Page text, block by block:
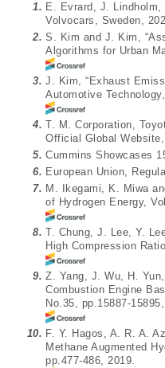
1. E. Evrard, J.
Volvocars, Sweden,
2. S. Kim and J. Kim,
Algorithms for Urban
3. J. Kim, “Exhaust
Automotive
4. T. M. Corporation,
Official Global
5. Cummins Showcases
6. European Union,
7. M. Ikegami, K. Miwa
of Hydrogen Energy,
8. T. Chung, J. Lee, Y.
High Compression
9. Z. Yang, J. Wu, H.
Combustion Engine
No.35, pp.15887-
10. F. Y. Hagos, A. R. A.
Methane Augmented
pp.477-486, 2019.